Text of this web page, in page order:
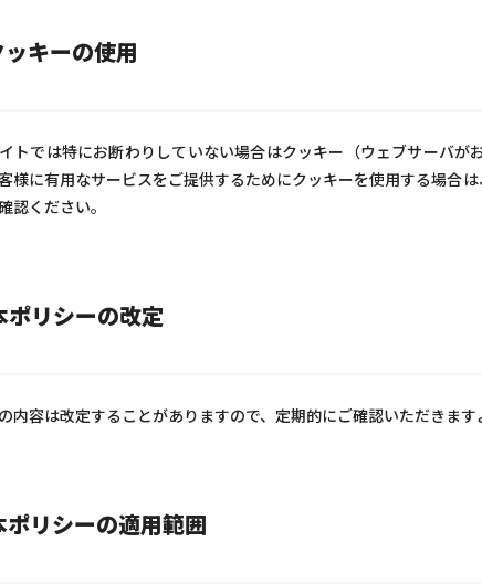
ッキーの使用
トでは特にお断わりしていない場合はクッキー（ウェブサーバが
様に有用なサービスをご提供するためにクッキーを使用する場合
認ください。
ポリシーの改定
内容は改定することがありますので、定期的にご確認いただきます
ポリシーの適用範囲